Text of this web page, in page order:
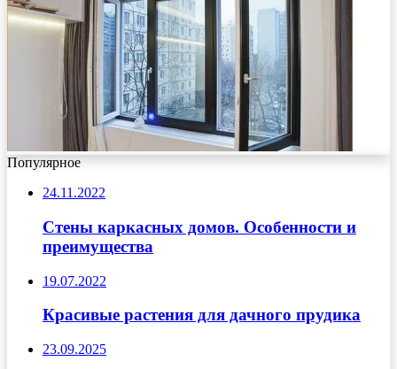
Популярное
24.11.2022
Стены каркасных домов. Особенности и
преимущества
19.07.2022
Красивые растения для дачного прудика
23.09.2025